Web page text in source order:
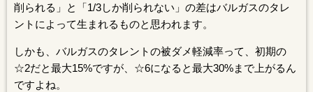
削られる」と「1/3しか削られない」の差はバルガスのタレ
ントによって生まれるものと思われます。
しかも、バルガスのタレントの被ダメ軽減率って、初期の
☆2だと最大15%ですが、☆6になると最大30%まで上がるん
ですよね。